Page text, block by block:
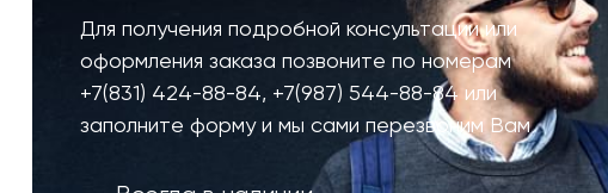
Для получения подробной консультации или
оформления заказа позвоните по номерам
+7(831) 424-88-84, +7(987) 544-88-84 или
заполните форму и мы сами перезвоним Вам